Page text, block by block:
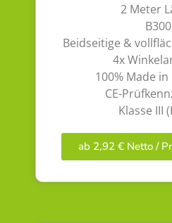
2 Meter
B300
Beidseitige &
4x
100% Made
CE-
Klasse III
ab 2,92 € Netto /